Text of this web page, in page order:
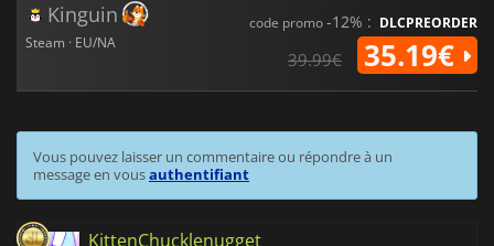
Kinguin
Steam · EU/NA
code promo-12% : DLCPREORDER
39.99€ 35.19€
Vous pouvez laisser un commentaire ou répondre à un
message en vousauthentifiant
KittenChucklenugget